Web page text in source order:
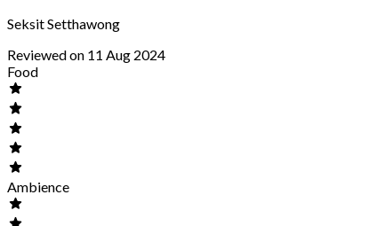
Seksit Setthawong
Reviewed on 11 Aug 2024
Food
Ambience